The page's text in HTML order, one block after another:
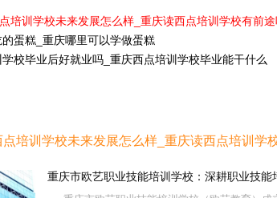
培训学校未来发展怎么样_重庆读西点培训学校有前
蛋糕_重庆哪里可以学做蛋糕
校毕业后好就业吗_重庆西点培训学校毕业能干什么
培训学校未来发展怎么样_重庆读西点培训学
重庆市欧艺职业技能培训学校：深耕职业技